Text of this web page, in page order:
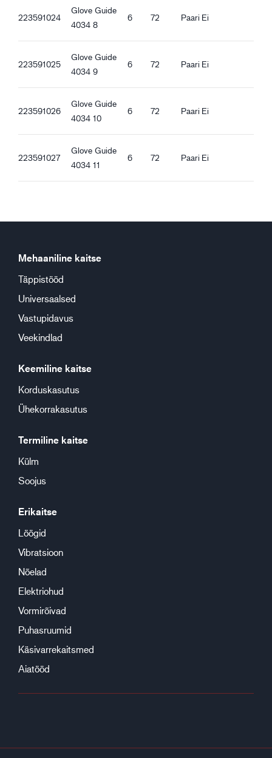
Ergonoomilised omadused
Standardne lõige
Õlikindlad
Hea haare kuivadel pindadel
Hea haare märgadel pindadel
223591024
Glove Guide
4034 8
6 72 Paari Ei
223591025
Glove Guide
4034 9
6 72 Paari Ei
223591026
Glove Guide
4034 10
6 72 Paari Ei
223591027
Glove Guide
4034 11
6 72 Paari Ei
Mehaaniline kaitse
Täppistööd
Universaalsed
Vastupidavus
Veekindlad
Keemiline kaitse
Korduskasutus
Ühekorrakasutus
Termiline kaitse
Külm
Soojus
Erikaitse
Löögid
Vibratsioon
Nõelad
Elektriohud
Vormirõivad
Puhasruumid
Käsivarrekaitsmed
Aiatööd